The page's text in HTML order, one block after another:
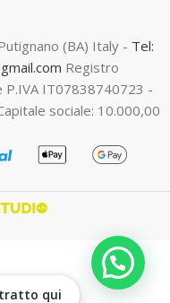
(BA) Italy - Tel:
Registro
P.IVA IT07838740723 -
sociale: 10.000,00
qui